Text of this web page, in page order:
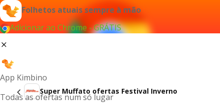
Folhetos atuais sempre à mão
Adicionar ao Chrome - GRÁTIS
App Kimbino
Todas as ofertas num só lugar
Super Muffato ofertas Festival Inverno